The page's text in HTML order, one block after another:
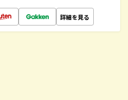
詳細を見る